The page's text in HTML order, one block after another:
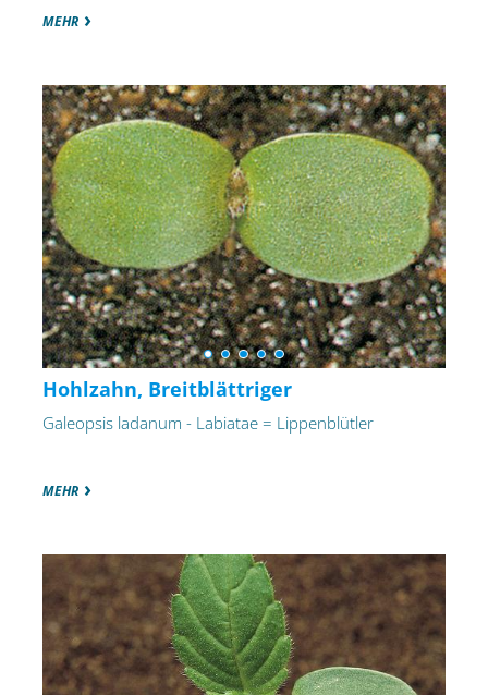
MEHR
Hohlzahn, Breitblättriger
Galeopsis ladanum - Labiatae = Lippenblütler
MEHR